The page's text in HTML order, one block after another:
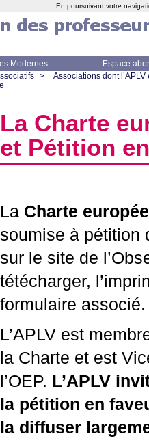
Modernes
Espace
>
Associations dont l’APLV
La Charte
et Pétition
La Charte
soumise à pétition
sur le site de
tétécharger,
formulaire associé.
L’APLV est
la Charte et est
l’OEP. L’APLV
la pétition en
la diffuser
En poursuivant votre